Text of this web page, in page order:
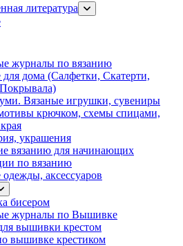
литература
журналы по вязанию
для дома (Салфетки, Скатерти,
Вязаные игрушки, сувениры
крючком, схемы спицами,
украшения
вязанию для начинающих
по вязанию
одежды, аксессуаров
бисером
журналы по Вышивке
вышивки крестом
вышивке крестиком